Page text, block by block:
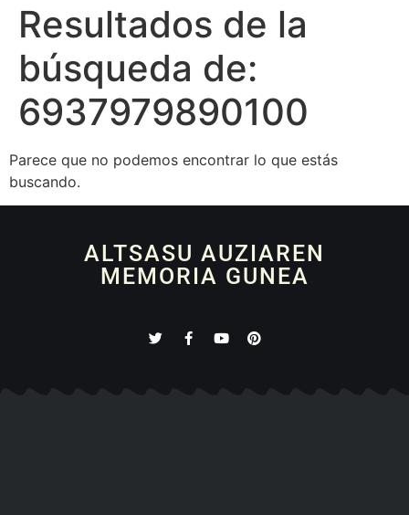
Resultados de la
búsqueda de:
6937979890100
Parece que no podemos encontrar lo que estás
buscando.
ALTSASU AUZIAREN
MEMORIA GUNEA